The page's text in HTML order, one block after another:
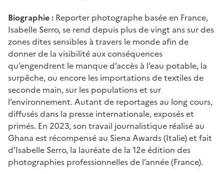
Biographie : Reporter photographe basée en France,
Isabelle Serro, se rend depuis plus de vingt ans sur des
zones dites sensibles à travers le monde afin de
donner de la visibilité aux conséquences
qu’engendrent le manque d’accès à l’eau potable, la
surpêche, ou encore les importations de textiles de
seconde main, sur les populations et sur
l’environnement. Autant de reportages au long cours,
diffusés dans la presse internationale, exposés et
primés. En 2023, son travail journalistique réalisé au
Ghana est récompensé au Siena Awards (Italie) et fait
d’Isabelle Serro, la lauréate de la 12e édition des
photographies professionnelles de l’année (France).